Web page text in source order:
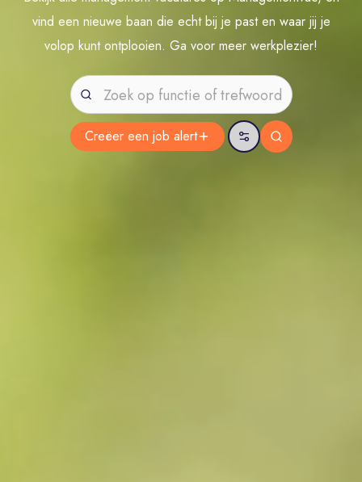
vind een nieuwe baan die echt bij je past en waar jij je
volop kunt ontplooien. Ga voor meer werkplezier!
Creëer een job alert